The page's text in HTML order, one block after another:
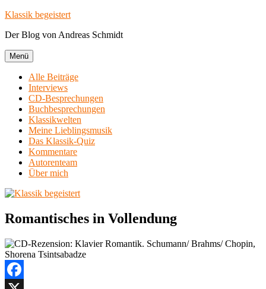
Zum
springen
Klassik begeistert
Der Blog von Andreas Schmidt
Menü
Alle Beiträge
Interviews
CD-Besprechungen
Buchbesprechungen
Klassikwelten
Meine Lieblingsmusik
Das Klassik-Quiz
Kommentare
Autorenteam
Über mich
Romantisches in Vollendung